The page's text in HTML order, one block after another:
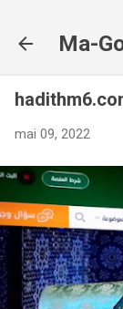
Ma-
mai 09, 2022